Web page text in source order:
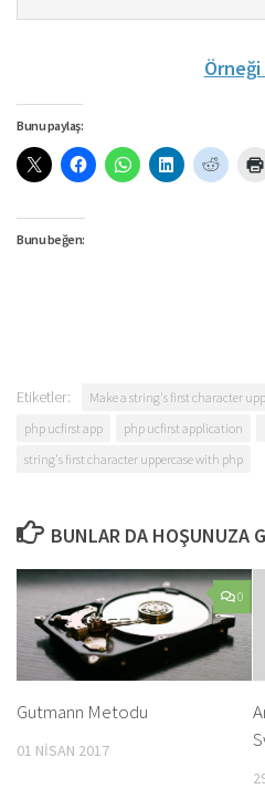
Örneği
Bunu paylaş:
Bunu beğen:
Etiketler: Make a string's first character
php ucfirst app
php ucfirst application
string's first character uppercase with php
BUNLAR DA HOŞUNUZA
0
Gutmann Metodu
01 NISAN 2017